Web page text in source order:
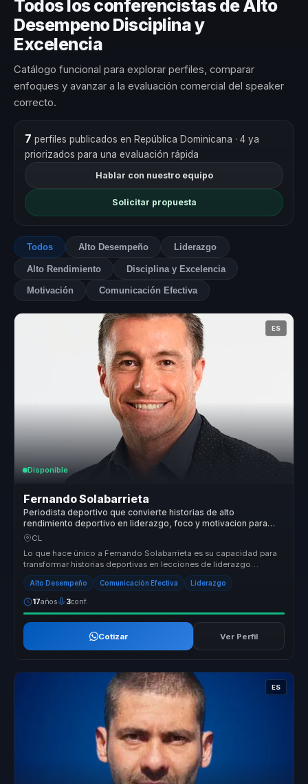
Todos los conferencistas de Alto
Desempeno Disciplina y
Excelencia
Catálogo funcional para explorar perfiles, comparar
enfoques y avanzar a la evaluación comercial del speaker
correcto.
7 perfiles publicados en República Dominicana · 4 ya
priorizados para una evaluación rápida
Hablar con nuestro equipo
Solicitar propuesta
Todos Alto Desempeño Liderazgo
Alto Rendimiento Disciplina y Excelencia
Motivación Comunicación Efectiva
ES
Disponible
Fernando Solabarrieta
Periodista deportivo que convierte historias de alto
rendimiento deportivo en liderazgo, foco y motivacion para
lideres y equipos.
CL
Lo que hace único a Fernando Solabarrieta es su capacidad para
transformar historias deportivas en lecciones de liderazgo
aplicables al e...
Alto Desempeño Comunicación Efectiva Liderazgo
17años 3conf.
Cotizar Ver Perfil
ES